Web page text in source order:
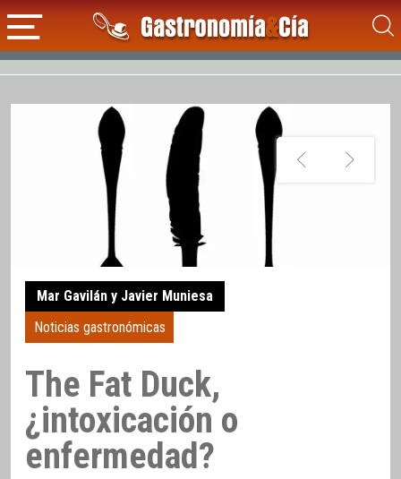
Mar Gavilán y Javier Muniesa
Noticias gastronómicas
The Fat Duck,
¿intoxicación o
enfermedad?